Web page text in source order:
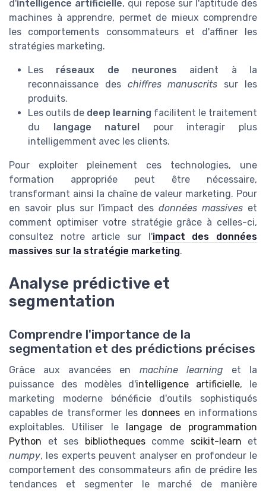
d'intelligence artificielle, qui repose sur l'aptitude des
machines à apprendre, permet de mieux comprendre
les comportements consommateurs et d'affiner les
stratégies marketing.
Les réseaux de neurones aident à la
reconnaissance des chiffres manuscrits sur les
produits.
Les outils de deep learning facilitent le traitement
du
langage naturel
pour interagir plus
intelligemment avec les clients.
Pour exploiter pleinement ces technologies, une
formation appropriée peut être nécessaire,
transformant ainsi la chaîne de valeur marketing. Pour
en savoir plus sur l'impact desdonnées massives et
comment optimiser votre stratégie grâce à celles-ci,
consultez notre article sur l'impact des données
massives sur la stratégie marketing.
Analyse prédictive et
segmentation
Comprendre l'importance de la
segmentation et des prédictions précises
Grâce aux avancées en machine learning et la
puissance des modèles d'intelligence artificielle, le
marketing moderne bénéficie d'outils sophistiqués
capables de transformer les donnees en informations
exploitables. Utiliser le langage de programmation
Python et ses bibliothequescomme scikit-learn et
numpy, les experts peuvent analyser en profondeur le
comportement des consommateurs afin de prédire les
tendances et segmenter le marché de manière